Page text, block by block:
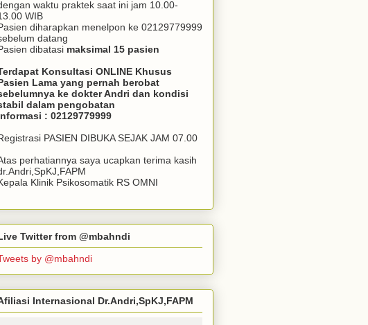
waktu praktek saat ini jam 10.00-
WIB
diharapkan menelpon ke 02129779999
datang
dibatasi maksimal 15 pasien
Konsultasi ONLINE Khusus
Lama yang pernah berobat
ke dokter Andri dan kondisi
dalam pengobatan
: 02129779999
PASIEN DIBUKA SEJAK JAM 07.00
perhatiannya saya ucapkan terima kasih
Klinik Psikosomatik RS OMNI
Twitter from @mbahndi
by @mbahndi
Internasional Dr.Andri,SpKJ,FAPM